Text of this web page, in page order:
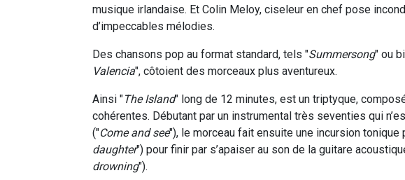
musique irlandaise. Et Colin Meloy, ciseleur en chef pose
d’impeccables mélodies.
Des chansons pop au format standard, tels "Summersong" ou
Valencia", côtoient des morceaux plus aventureux.
Ainsi "The Island" long de 12 minutes, est un triptyque,
cohérentes. Débutant par un instrumental très seventies qui
("Come and see"), le morceau fait ensuite une incursion tonique
daughter") pour finir par s’apaiser au son de la guitare
drowning").